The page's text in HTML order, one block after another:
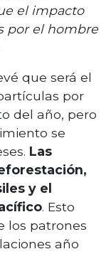
el impacto
por el hombre
que será el
por
del año, pero
se
Las
y el
. Esto
los patrones
año